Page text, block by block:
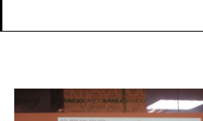
お役立ち情報